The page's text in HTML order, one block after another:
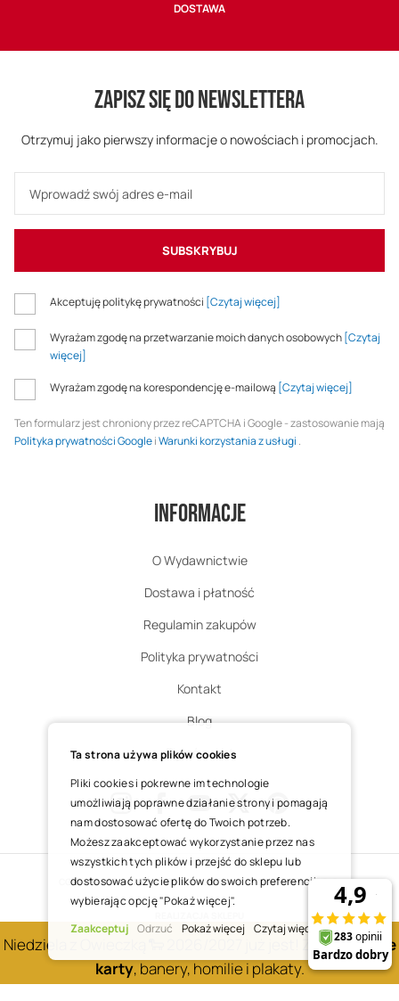
DOSTAWA
ZAPISZ SIĘ DO NEWSLETTERA
Otrzymuj jako pierwszy informacje o nowościach i promocjach.
SUBSKRYBUJ
Akceptuję politykę prywatności [Czytaj więcej]
Wyrażam zgodę na przetwarzanie moich danych osobowych[Czytaj
więcej]
Wyrażam zgodę na korespondencję e-mailową [Czytaj więcej]
Niedziela z Owieczką 🐑 2026/2027 już jest! Zobacznowe
karty, banery, homilie i plakaty.
Ten formularz jest chroniony przez reCAPTCHA i Google - zastosowanie mają
Polityka prywatności GoogleiWarunki korzystania z usługi .
Informacje
O Wydawnictwie
Dostawa i płatność
Regulamin zakupów
Polityka prywatności
Kontakt
Blog
Zgłoś zwrot
InstagramFacebookYoutube
X Pinterest
COPYRIGHT © 2025 ŚWIĘTY WOJCIECH DOM MEDIALNY SP. Z O.O.
Ta strona używa plików cookies
Pliki cookies i pokrewne im technologie
umożliwiają poprawne działanie strony i pomagają
nam dostosować ofertę do Twoich potrzeb.
Możesz zaakceptować wykorzystanie przez nas
wszystkich tych plików i przejść do sklepu lub
dostosować użycie plików do swoich preferencji,
wybierając opcję "Pokaż więcej".
Zaakceptuj Odrzuć Pokaż więcej Czytaj więcej